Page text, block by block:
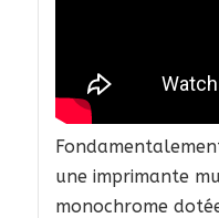
une imprimante
monochrome